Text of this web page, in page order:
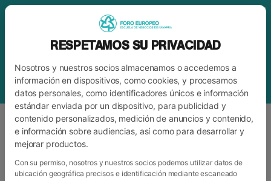
ETIQUETAASOCIACIÓN NAVARRA DE
FAMILIAS NUMEROSAS
RESPETAMOS SU PRIVACIDAD
Nosotros y nuestros socios almacenamos o accedemos a
información en dispositivos, como cookies, y procesamos
datos personales, como identificadores únicos e información
estándar enviada por un dispositivo, para publicidad y
contenido personalizados, medición de anuncios y contenido,
e información sobre audiencias, así como para desarrollar y
mejorar productos.
Con su permiso, nosotros y nuestros socios podemos utilizar datos de
ubicación geográfica precisos e identificación mediante escaneado